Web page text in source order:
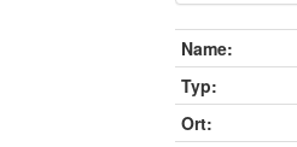
Name:
Typ:
Ort: